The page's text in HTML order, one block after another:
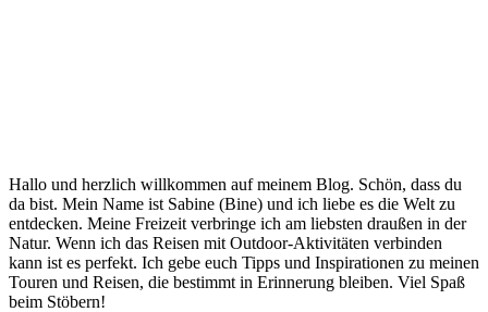
Hallo und herzlich willkommen auf meinem Blog. Schön, dass du
da bist. Mein Name ist Sabine (Bine) und ich liebe es die Welt zu
entdecken. Meine Freizeit verbringe ich am liebsten draußen in der
Natur. Wenn ich das Reisen mit Outdoor-Aktivitäten verbinden
kann ist es perfekt. Ich gebe euch Tipps und Inspirationen zu meinen
Touren und Reisen, die bestimmt in Erinnerung bleiben. Viel Spaß
beim Stöbern!